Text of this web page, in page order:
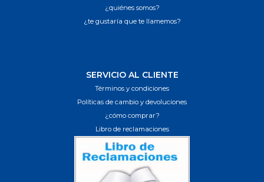
¿quiénes somos?
¿te gustaría que te llamemos?
SERVICIO AL CLIENTE
Términos y condiciones
Políticas de cambio y devoluciones
¿cómo comprar?
Libro de reclamaciones